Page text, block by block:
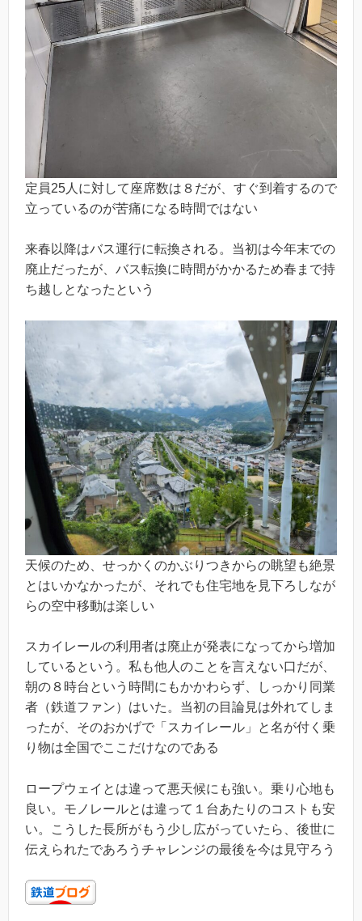
定員25人に対して座席数は８だが、すぐ到着するので
立っているのが苦痛になる時間ではない
来春以降はバス運行に転換される。当初は今年末での
廃止だったが、バス転換に時間がかかるため春まで持
ち越しとなったという
天候のため、せっかくのかぶりつきからの眺望も絶景
とはいかなかったが、それでも住宅地を見下ろしなが
らの空中移動は楽しい
スカイレールの利用者は廃止が発表になってから増加
しているという。私も他人のことを言えない口だが、
朝の８時台という時間にもかかわらず、しっかり同業
者（鉄道ファン）はいた。当初の目論見は外れてしま
ったが、そのおかげで「スカイレール」と名が付く乗
り物は全国でここだけなのである
ロープウェイとは違って悪天候にも強い。乗り心地も
良い。モノレールとは違って１台あたりのコストも安
い。こうした長所がもう少し広がっていたら、後世に
伝えられたであろうチャレンジの最後を今は見守ろう